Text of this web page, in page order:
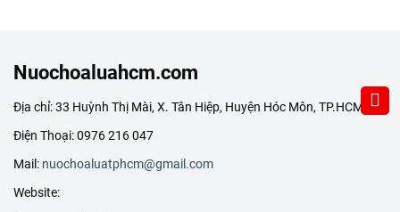
Nuochoaluahcm.com
Địa chỉ: 33 Huỳnh Thị Mài, X. Tân Hiệp, Huyện Hóc Môn, TP.HCM
Điện Thoại: 0976 216 047
Mail: nuochoaluatphcm@gmail.com
Website: